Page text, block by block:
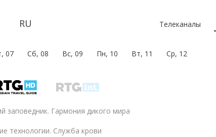
RU Телеканалы
07 Сб, 08 Вс, 09 Пн, 10 Вт, 11 Ср, 12
заповедник. Гармония дикого мира
технологии. Служба крови